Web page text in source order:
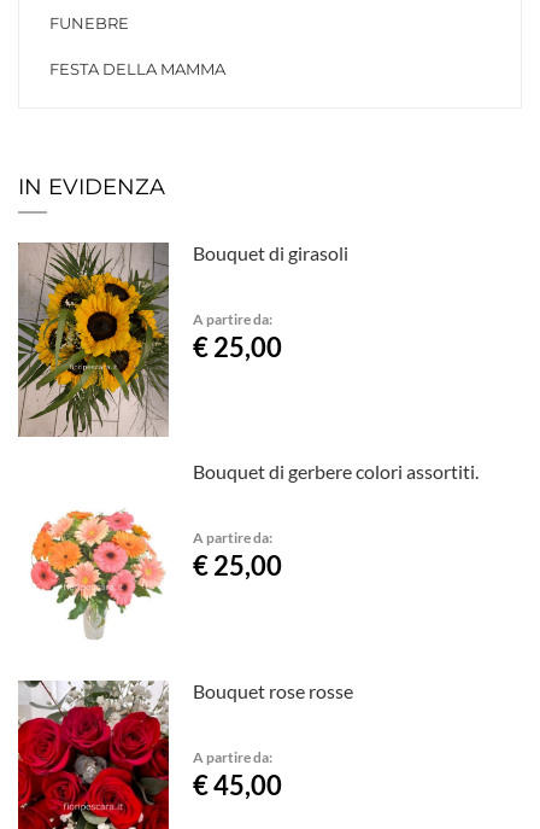
FUNEBRE
FESTA DELLA MAMMA
IN EVIDENZA
Bouquet di girasoli
A partire da:
€ 25,00
Bouquet di gerbere colori assortiti.
A partire da:
€ 25,00
Bouquet rose rosse
A partire da:
€ 45,00